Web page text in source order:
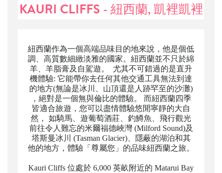
KAURI CLIFFS - 紐西蘭, 凱裡凱裡
紐西蘭作為一個高端品味目的地來說，他是個低
調、高質數細緻淡雅的國家。紐西蘭並不只於綿
羊、羊脂膏及自駕遊。 尤其不可錯過的是直升
機體驗: 它能帶你去任何其他交通工具無法到達
的地方(無論是冰川、山頂還是人跡罕至的沙灘)
，絕對是一個無與倫比的體驗。 而紐西蘭四季
皆適合旅遊，您可以盡情體驗悠閒寧靜的大自
然， 如騎馬、遊葡萄酒莊、釣鱒魚、飛行觀光
前往令人難忘的米爾福德峽灣 (Milford Sound)及
塔斯曼冰川 (Tasman Glacier)、隱蔽的湖泊和其
他的地方，體驗「尊屬您」的品味紐西蘭之旅。
Kauri Cliffs 位處於 6,000 英畝附近的 Matarui Bay